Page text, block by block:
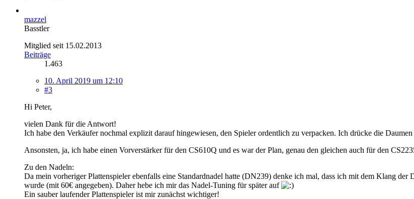
mazzel
Basstler
Mitglied seit 15.02.2013
Beiträge
1.463
10. April 2019 um 12:10
#3
Hi Peter,
vielen Dank für die Antwort!
Ich habe den Verkäufer nochmal explizit darauf hingewiesen, den Spieler ordentlich zu verpacken. Ich drücke die Daumen
Ansonsten, ja, ich habe einen Vorverstärker für den CS610Q und es war der Plan, genau den gleichen auch für den
Zu den Nadeln:
Da mein vorheriger Plattenspieler ebenfalls eine Standardnadel hatte (DN239) denke ich mal, dass ich mit dem Klang
wurde (mit 60€ angegeben). Daher hebe ich mir das Nadel-Tuning für später auf
Ein sauber laufender Plattenspieler ist mir zunächst wichtiger!